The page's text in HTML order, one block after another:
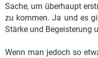
Sache, um überhaupt
zu kommen. Ja und es
Stärke und Begeisterung
Wenn man jedoch so